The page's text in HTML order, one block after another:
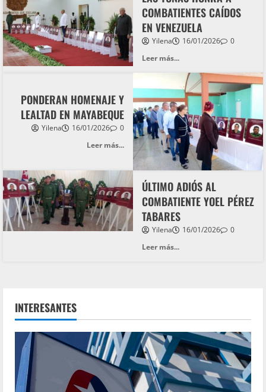
COMBATIENTES CAÍDOS
EN VENEZUELA
Yilena 16/01/2026
0
Leer más...
PONDERAN HOMENAJE Y
LEALTAD EN MAYABEQUE
Yilena 16/01/2026
0
Leer más...
ÚLTIMO ADIÓS AL
COMBATIENTE YOEL PÉREZ
TABARES
Yilena 16/01/2026
0
Leer más...
INTERESANTES